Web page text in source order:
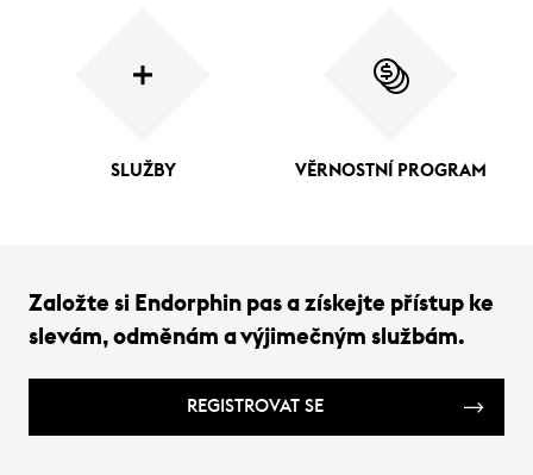
SLUŽBY VĚRNOSTNÍ PROGRAM
Založte si Endorphin pas a získejte přístup ke
slevám, odměnám a výjimečným službám.
REGISTROVAT SE